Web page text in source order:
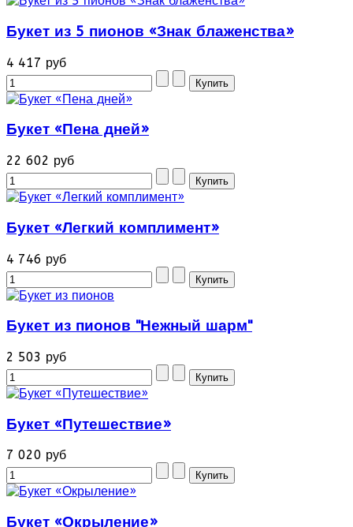
Букет из 5 пионов «Знак блаженства»
4 417 руб
Букет «Пена дней»
22 602 руб
Букет «Легкий комплимент»
4 746 руб
Букет из пионов "Нежный шарм"
2 503 руб
Букет «Путешествие»
7 020 руб
Букет «Окрыление»